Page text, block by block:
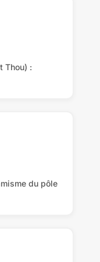
Thou) :
du pôle